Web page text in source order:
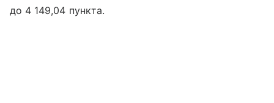
до 4 149,04 пункта.